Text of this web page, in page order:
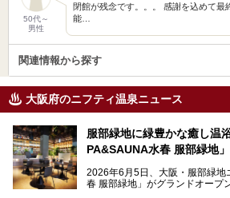
50代～
男性
閉館が残念です。。。 感謝を込めて最
能…
関連情報から探す
大阪府のニフティ温泉ニュース
服部緑地に緑豊かな癒し温
PA&SAUNA水春 服部緑地
2026年6月5日、大阪・服部緑地
春 服部緑地」がグランドオープ